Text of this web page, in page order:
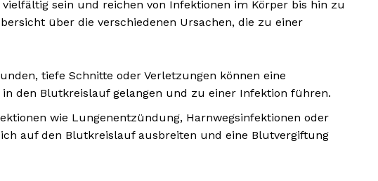
sein und reichen von Infektionen im Körper bis hin zu
über die verschiedenen Ursachen, die zu einer
tiefe Schnitte oder Verletzungen können eine
den Blutkreislauf gelangen und zu einer Infektion führen.
wie Lungenentzündung, Harnwegsinfektionen oder
auf den Blutkreislauf ausbreiten und eine Blutvergiftung